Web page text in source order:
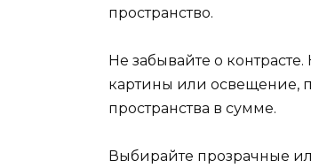
пространство.
Не забывайте о
картины или освещение,
пространства в сумме.
Выбирайте прозрачные